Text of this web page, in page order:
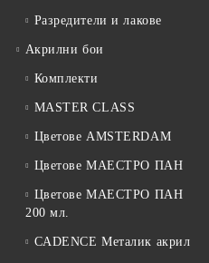
Разредители и лакове
Акрилни бои
Комплекти
MASTER CLASS
Цветове AMSTERDAM
Цветове МАЕСТРО ПАН
Цветове МАЕСТРО ПАН
200 мл.
CADENCE Металик акрил